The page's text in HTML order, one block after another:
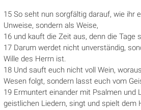
15 So seht nun sorgfältig darauf, wie ihr
Unweise, sondern als Weise,
16 und kauft die Zeit aus, denn die Tage
17 Darum werdet nicht unverständig,
Wille des Herrn ist.
18 Und sauft euch nicht voll Wein,
Wesen folgt, sondern lasst euch vom
19 Ermuntert einander mit Psalmen und
geistlichen Liedern, singt und spielt dem